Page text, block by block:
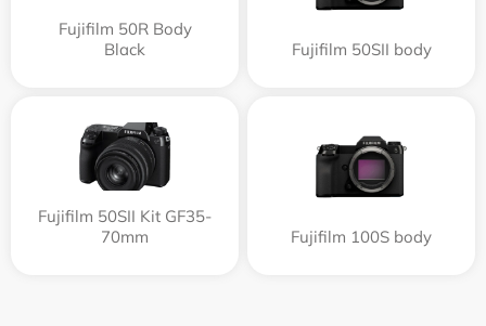
Fujifilm 50R Body
Black
Fujifilm 50SII body
Fujifilm 50SII Kit GF35-
70mm
Fujifilm 100S body